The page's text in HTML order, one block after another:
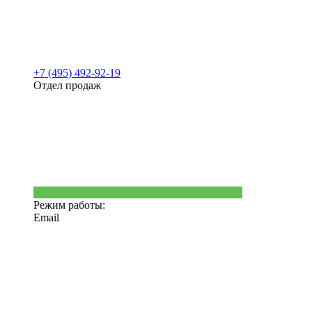
+7 (495) 492-92-19
Отдел продаж
Режим работы:
Email